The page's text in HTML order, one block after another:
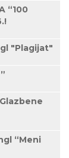
“100
"Plagijat"
“Meni